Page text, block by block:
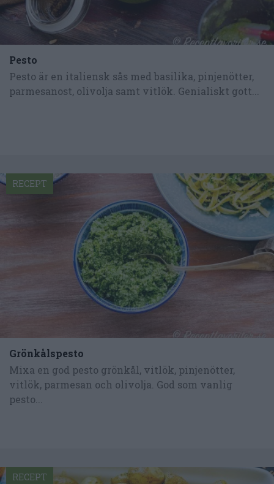
Pesto
Pesto är en italiensk sås med basilika, pinjenötter,
parmesanost, olivolja samt vitlök. Genialiskt gott...
Grönkålspesto
Mixa en god pesto grönkål, vitlök, pinjenötter,
vitlök, parmesan och olivolja. God som vanlig
pesto...
RECEPT
RECEPT